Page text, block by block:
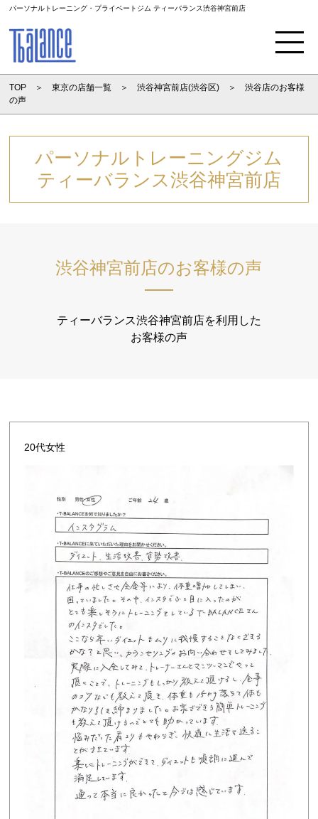
パーソナルトレーニング・プライベートジム ティーバランス渋谷神宮前店
TOP 東京の店舗一覧 渋谷神宮前店(渋谷区)
渋谷店のお客様
の声
パーソナルトレーニングジム
ティーバランス渋谷神宮前店
渋谷神宮前店のお客様の声
ティーバランス渋谷神宮前店を利用した
お客様の声
20代女性